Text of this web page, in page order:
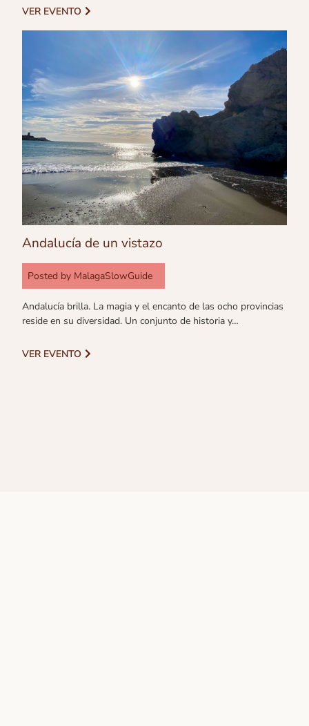
VER EVENTO
Andalucía de un vistazo
Posted by MalagaSlowGuide
Andalucía brilla. La magia y el encanto de las ocho provincias
reside en su diversidad. Un conjunto de historia y…
VER EVENTO